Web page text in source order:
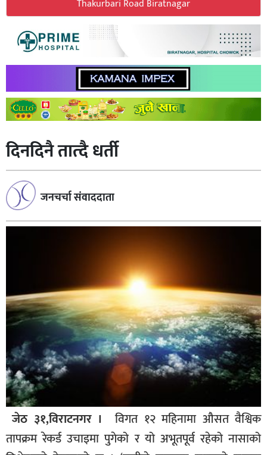
Thakurbari Road Biratnagar
दिनदिनै तात्दै धर्ती
जनचर्चा संवाददाता
जेठ ३१,विराटनगर । विगत १२ महिनामा औसत वैश्विक
तापक्रम रेकर्ड उचाइमा पुगेको र यो अभूतपूर्व रहेको नासाको